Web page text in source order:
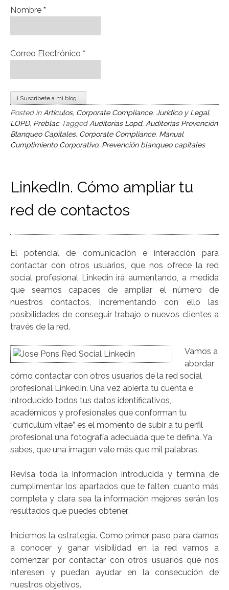
Nombre *
Correo Electrónico *
Posted in Artículos, Corporate Compliance, Jurídico y Legal,
LOPD, Preblac Tagged Auditorias Lopd, Auditorias Prevención
Blanqueo Capitales, Corporate Compliance, Manual
Cumplimiento Corporativo, Prevención blanqueo capitales
LinkedIn. Cómo ampliar tu
red de contactos
El potencial de comunicación e interacción para
contactar con otros usuarios, que nos ofrece la red
social profesional Linkedin irá aumentando, a medida
que seamos capaces de ampliar el número de
nuestros contactos, incrementando con ello las
posibilidades de conseguir trabajo o nuevos clientes a
través de la red.
Vamos a
abordar
cómo contactar con otros usuarios de la red social
profesional LinkedIn. Una vez abierta tu cuenta e
introducido todos tus datos identificativos,
académicos y profesionales que conforman tu
“curriculum vitae” es el momento de subir a tu perfil
profesional una fotografía adecuada que te defina. Ya
sabes, que una imagen vale más que mil palabras.
Revisa toda la información introducida y termina de
cumplimentar los apartados que te falten, cuanto más
completa y clara sea la información mejores serán los
resultados que puedes obtener.
Iniciemos la estrategia. Como primer paso para darnos
a conocer y ganar visibilidad en la red vamos a
comenzar por contactar con otros usuarios que nos
interesen y puedan ayudar en la consecución de
nuestros objetivos.